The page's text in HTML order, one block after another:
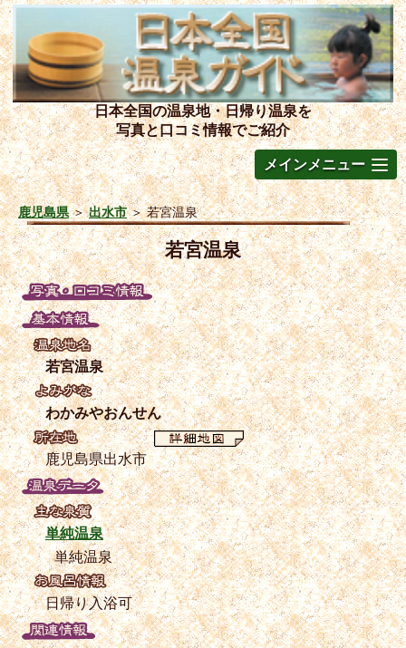
日本全国の温泉地・日帰り温泉を
写真と口コミ情報でご紹介
メインメニュー
鹿児島県＞出水市＞若宮温泉
若宮温泉
若宮温泉
わかみやおんせん
鹿児島県出水市
単純温泉
単純温泉
日帰り入浴可